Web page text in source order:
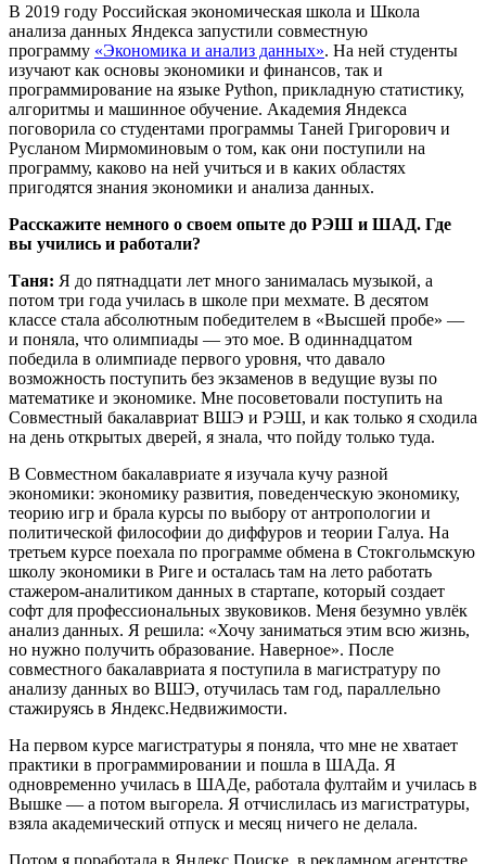
В 2019 году Российская экономическая школа и Школа
анализа данных Яндекса запустили совместную
программу «Экономика и анализ данных». На ней студенты
изучают как основы экономики и финансов, так и
программирование на языке Python, прикладную статистику,
алгоритмы и машинное обучение. Академия Яндекса
поговорила со студентами программы Таней Григорович и
Русланом Мирмоминовым о том, как они поступили на
программу, каково на ней учиться и в каких областях
пригодятся знания экономики и анализа данных.
Расскажите немного о своем опыте до РЭШ и ШАД. Где
вы учились и работали?
Таня: Я до пятнадцати лет много занималась музыкой, а
потом три года училась в школе при мехмате. В десятом
классе стала абсолютным победителем в «Высшей пробе» —
и поняла, что олимпиады — это мое. В одиннадцатом
победила в олимпиаде первого уровня, что давало
возможность поступить без экзаменов в ведущие вузы по
математике и экономике. Мне посоветовали поступить на
Совместный бакалавриат ВШЭ и РЭШ, и как только я сходила
на день открытых дверей, я знала, что пойду только туда.
В Совместном бакалавриате я изучала кучу разной
экономики: экономику развития, поведенческую экономику,
теорию игр и брала курсы по выбору от антропологии и
политической философии до диффуров и теории Галуа. На
третьем курсе поехала по программе обмена в Стокгольмскую
школу экономики в Риге и осталась там на лето работать
стажером-аналитиком данных в стартапе, который создает
софт для профессиональных звуковиков. Меня безумно увлёк
анализ данных. Я решила: «Хочу заниматься этим всю жизнь,
но нужно получить образование. Наверное». После
совместного бакалавриата я поступила в магистратуру по
анализу данных во ВШЭ, отучилась там год, параллельно
стажируясь в Яндекс.Недвижимости.
На первом курсе магистратуры я поняла, что мне не хватает
практики в программировании и пошла в ШАДа. Я
одновременно училась в ШАДе, работала фултайм и училась в
Вышке — а потом выгорела. Я отчислилась из магистратуры,
взяла академический отпуск и месяц ничего не делала.
Потом я поработала в Яндекс.Поиске, в рекламном агентстве